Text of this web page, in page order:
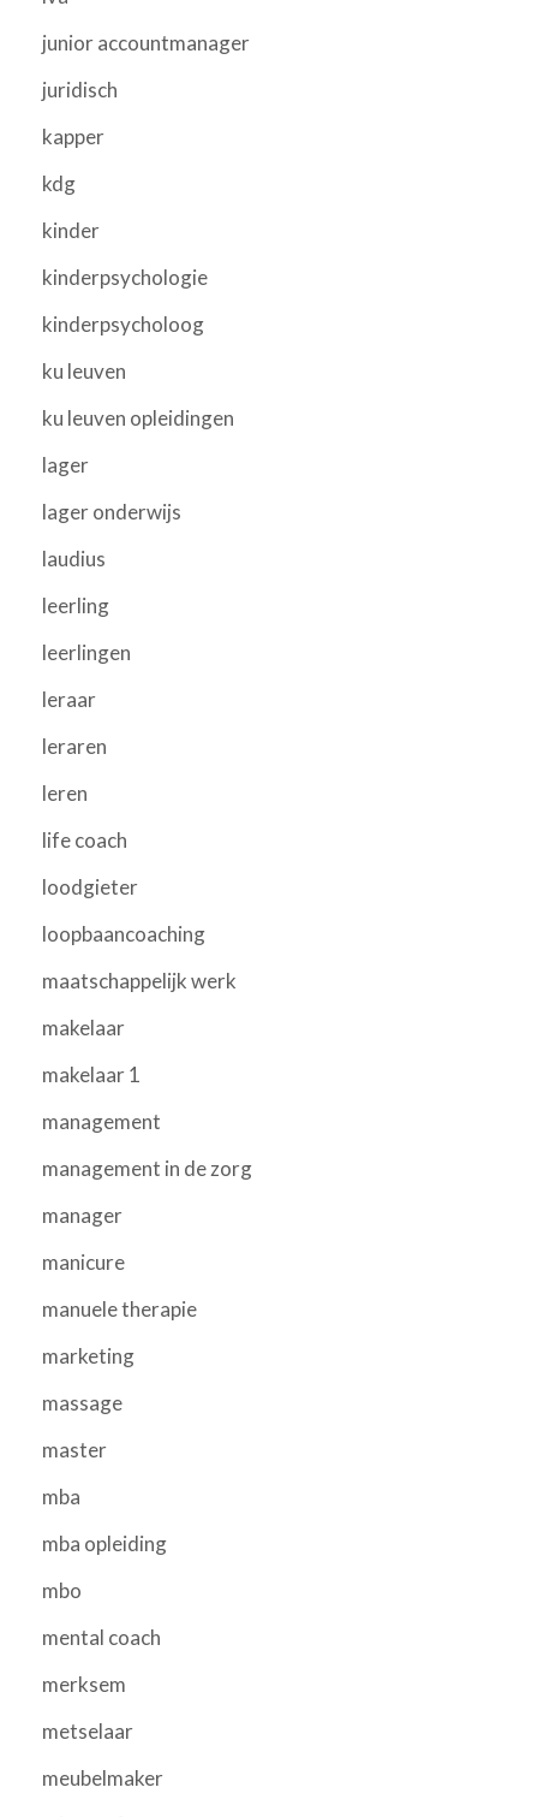
junior accountmanager
juridisch
kapper
kdg
kinder
kinderpsychologie
kinderpsycholoog
ku leuven
ku leuven opleidingen
lager
lager onderwijs
laudius
leerling
leerlingen
leraar
leraren
leren
life coach
loodgieter
loopbaancoaching
maatschappelijk werk
makelaar
makelaar 1
management
management in de zorg
manager
manicure
manuele therapie
marketing
massage
master
mba
mba opleiding
mbo
mental coach
merksem
metselaar
meubelmaker